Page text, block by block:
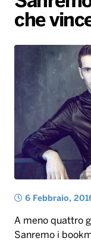
Radio
Voce al
Battiti
che
6 Febbraio,
A meno quattro
Sanremo i